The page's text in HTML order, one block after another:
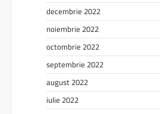
decembrie 2022
noiembrie 2022
octombrie 2022
septembrie 2022
august 2022
iulie 2022